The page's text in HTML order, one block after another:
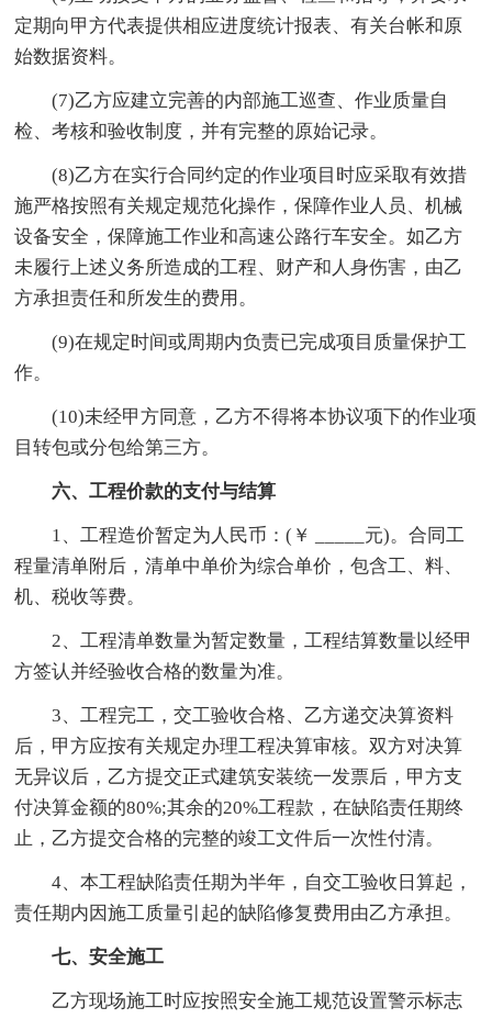
定期向甲方代表提供相应进度统计报表、有关台帐和原
始数据资料。
(7)乙方应建立完善的内部施工巡查、作业质量自
检、考核和验收制度，并有完整的原始记录。
(8)乙方在实行合同约定的作业项目时应采取有效措
施严格按照有关规定规范化操作，保障作业人员、机械
设备安全，保障施工作业和高速公路行车安全。如乙方
未履行上述义务所造成的工程、财产和人身伤害，由乙
方承担责任和所发生的费用。
(9)在规定时间或周期内负责已完成项目质量保护工
作。
(10)未经甲方同意，乙方不得将本协议项下的作业项
目转包或分包给第三方。
六、工程价款的支付与结算
1、工程造价暂定为人民币：(￥ _____元)。合同工
程量清单附后，清单中单价为综合单价，包含工、料、
机、税收等费。
2、工程清单数量为暂定数量，工程结算数量以经甲
方签认并经验收合格的数量为准。
3、工程完工，交工验收合格、乙方递交决算资料
后，甲方应按有关规定办理工程决算审核。双方对决算
无异议后，乙方提交正式建筑安装统一发票后，甲方支
付决算金额的80%;其余的20%工程款，在缺陷责任期终
止，乙方提交合格的完整的竣工文件后一次性付清。
4、本工程缺陷责任期为半年，自交工验收日算起，
责任期内因施工质量引起的缺陷修复费用由乙方承担。
七、安全施工
乙方现场施工时应按照安全施工规范设置警示标志